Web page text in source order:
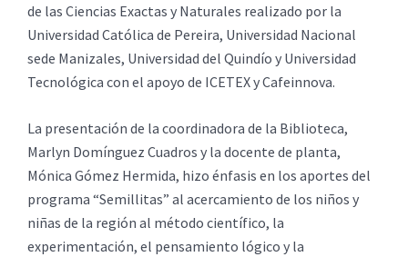
de las Ciencias Exactas y Naturales realizado por la
Universidad Católica de Pereira, Universidad Nacional
sede Manizales, Universidad del Quindío y Universidad
Tecnológica con el apoyo de ICETEX y Cafeinnova.
La presentación de la coordinadora de la Biblioteca,
Marlyn Domínguez Cuadros y la docente de planta,
Mónica Gómez Hermida, hizo énfasis en los aportes del
programa “Semillitas” al acercamiento de los niños y
niñas de la región al método científico, la
experimentación, el pensamiento lógico y la